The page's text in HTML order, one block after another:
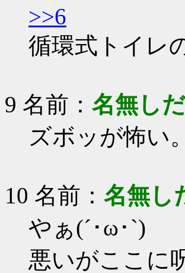
>>6
循環式トイレ
9 名前： 名無し
ズボッが怖い
10 名前： 名無し
やぁ(´･ω･`)
悪いがここに